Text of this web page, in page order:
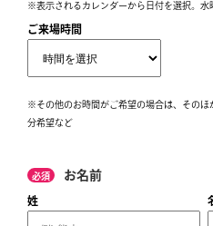
※表示されるカレンダーから日付を選択。水
ご来場時間
※その他のお時間がご希望の場合は、その
分希望など
必須 お名前
姓